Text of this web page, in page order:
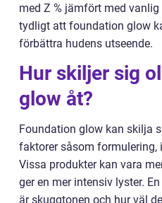
med Z % jämfört med
tydligt att foundation glow
förbättra hudens utseende.
Hur skiljer sig
glow åt?
Foundation glow kan skilja
faktorer såsom formulering,
Vissa produkter kan vara
ger en mer intensiv lyster.
är skuggtonen och hur väl